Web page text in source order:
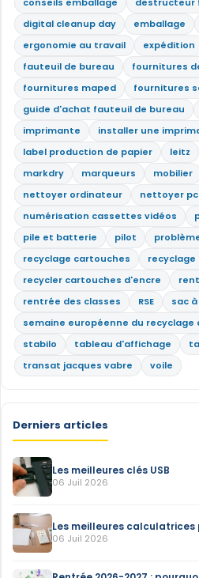
conseils emballage
destructeur
digital cleanup day
emballage
ergonomie au travail
expédition
fauteuil de bureau
fournitures
fournitures maped
fournitures
guide d'achat fauteuil de bureau
imprimante
installer une
label production de papier
leitz
markdry
marqueurs mobilier
nettoyer ordinateur
nettoyer pc
numérisation cassettes vidéos
pile et batterie
pilot
recyclage cartouches
recyclage
recycler cartouches d'encre
rentrée des classes
RSE
sac
semaine européenne du recyclage
stabilo
tableau d'affichage
transat jacques vabre
voile
Derniers articles
Les meilleures clés USB
06 Juil 2026
Les meilleures calculatrices
06 Juil 2026